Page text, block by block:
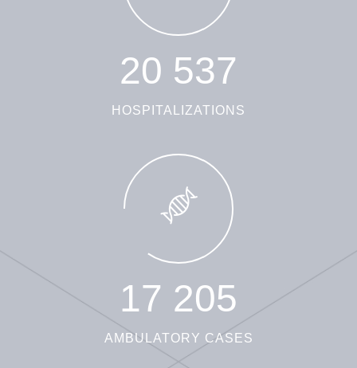
20 537
HOSPITALIZATIONS
17 205
AMBULATORY CASES